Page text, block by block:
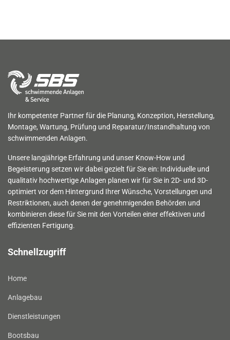
Ihr kompetenter Partner für die Planung, Konzeption, Herstellung,
Montage, Wartung, Prüfung und Reparatur/Instandhaltung von
schwimmenden Anlagen.
Unsere langjährige Erfahrung und unser Know-How und
Begeisterung setzen wir dabei gezielt für Sie ein: Individuelle und
qualitativ hochwertige Anlagen planen wir für Sie in 2D- und 3D-
optimiert vor dem Hintergrund Ihrer Wünsche, Vorstellungen und
Restriktionen, auch denen der genehmigenden Behörden und
kombinieren diese für Sie mit den Vorteilen einer effektiven und
effizienten Fertigung.
Schnellzugriff
Home
Anlagebau
Dienstleistungen
Bootsbau